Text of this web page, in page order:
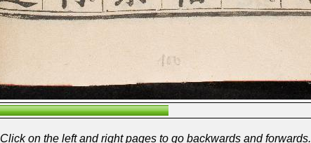
Click on the left and right pages to go backwards and forwards.